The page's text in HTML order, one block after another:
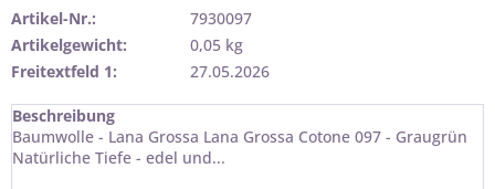
Artikel-Nr.:
7930097
Artikelgewicht:
0,05 kg
Freitextfeld 1:
27.05.2026
Beschreibung
Baumwolle - Lana Grossa Lana Grossa Cotone 097 - Graugrün
Natürliche Tiefe - edel und...